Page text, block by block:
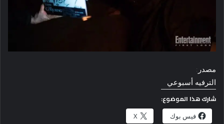
مصدر:
الترفيه أسبوعي
شارك هذا الموضوع:
فيس بوك X